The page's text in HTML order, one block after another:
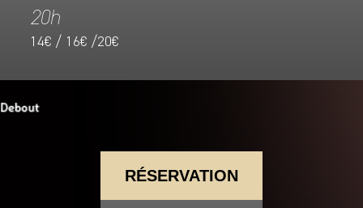
20h
14€ / 16€ /20€
RÉSERVATION